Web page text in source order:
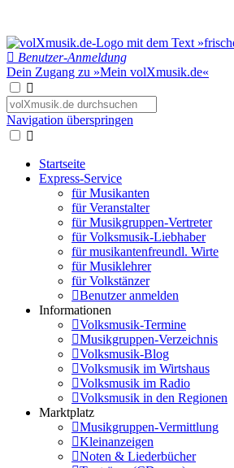
Benutzer-Anmeldung
Dein Zugang zu »Mein volXmusik.de«
Navigation überspringen
Startseite
Express-Service
für Musikanten
für Veranstalter
für Musikgruppen-Vertreter
für Volksmusik-Liebhaber
für musikantenfreundl. Wirte
für Musiklehrer
für Volkstänzer
Benutzer anmelden
Informationen
Volksmusik-Termine
Musikgruppen-Verzeichnis
Volksmusik-Blog
Volksmusik im Wirtshaus
Volksmusik im Radio
Volksmusik in den Regionen
Marktplatz
Musikgruppen-Vermittlung
Kleinanzeigen
Noten & Liederbücher